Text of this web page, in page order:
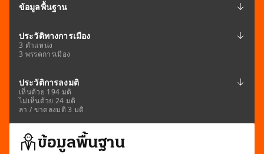
ข้อมูลพื้นฐาน
ประวัติทางการเมือง
3 ตำแหน่ง
3 พรรคการเมือง
ประวัติการลงมติ
เห็นด้วย 194 มติ
ไม่เห็นด้วย 24 มติ
ลา / ขาดลงมติ 3 มติ
ข้อมูลพื้นฐาน